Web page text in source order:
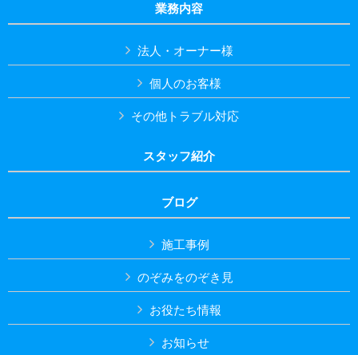
業務内容
法人・オーナー様
個人のお客様
その他トラブル対応
スタッフ紹介
ブログ
施工事例
のぞみをのぞき見
お役たち情報
お知らせ